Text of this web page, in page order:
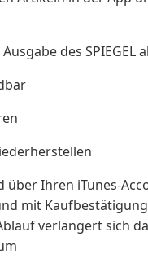
des SPIEGEL
über Ihren iTunes-
mit
verlängert sich